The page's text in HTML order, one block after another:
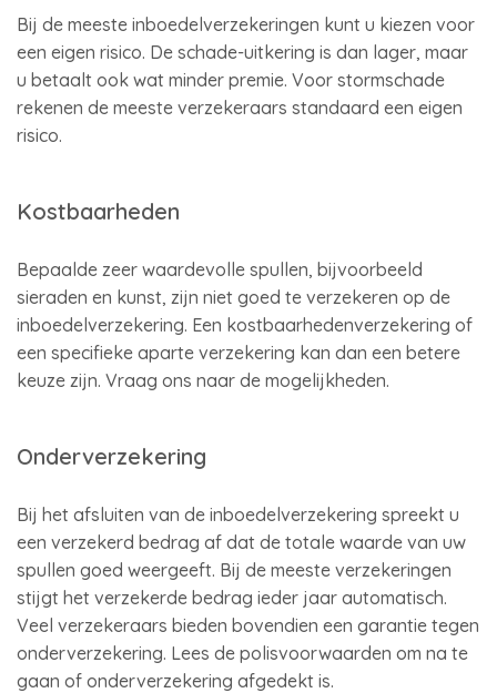
Bij de meeste inboedelverzekeringen kunt u kiezen voor
een eigen risico. De schade-uitkering is dan lager, maar
u betaalt ook wat minder premie. Voor stormschade
rekenen de meeste verzekeraars standaard een eigen
risico.
Kostbaarheden
Bepaalde zeer waardevolle spullen, bijvoorbeeld
sieraden en kunst, zijn niet goed te verzekeren op de
inboedelverzekering. Een kostbaarhedenverzekering of
een specifieke aparte verzekering kan dan een betere
keuze zijn. Vraag ons naar de mogelijkheden.
Onderverzekering
Bij het afsluiten van de inboedelverzekering spreekt u
een verzekerd bedrag af dat de totale waarde van uw
spullen goed weergeeft. Bij de meeste verzekeringen
stijgt het verzekerde bedrag ieder jaar automatisch.
Veel verzekeraars bieden bovendien een garantie tegen
onderverzekering. Lees de polisvoorwaarden om na te
gaan of onderverzekering afgedekt is.